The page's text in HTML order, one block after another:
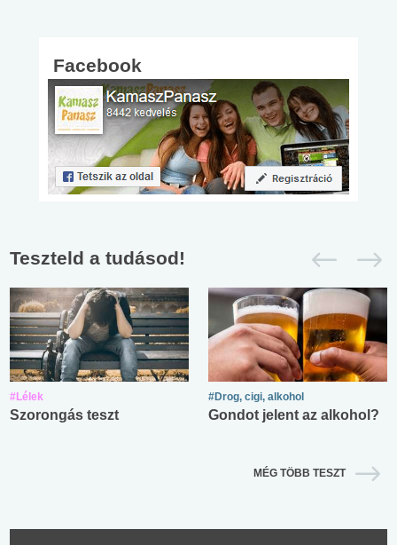
Facebook
Teszteld a tudásod!
#Lélek
Szorongás teszt
#Drog, cigi, alkohol
Gondot jelent az alkohol?
MÉG TÖBB TESZT